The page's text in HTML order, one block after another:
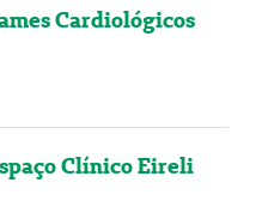
Cardiológicos
Clínico Eireli